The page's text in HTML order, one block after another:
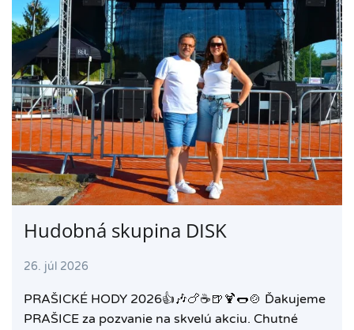
Hudobná skupina DISK
26. júl 2026
PRAŠICKÉ HODY 2026👍🎶🍗☕️🍺🍹🌭🍲 Ďakujeme
PRAŠICE za pozvanie na skvelú akciu. Chutné